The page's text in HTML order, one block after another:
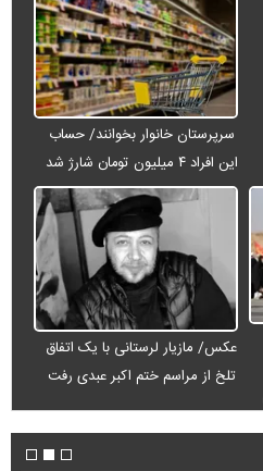
سرپرستان خانوار بخوانند/ حساب
این افراد ۴ میلیون تومان شارژ شد
عکس/ مازیار لرستانی با یک اتفاق
تلخ از مراسم ختم اکبر عبدی رفت